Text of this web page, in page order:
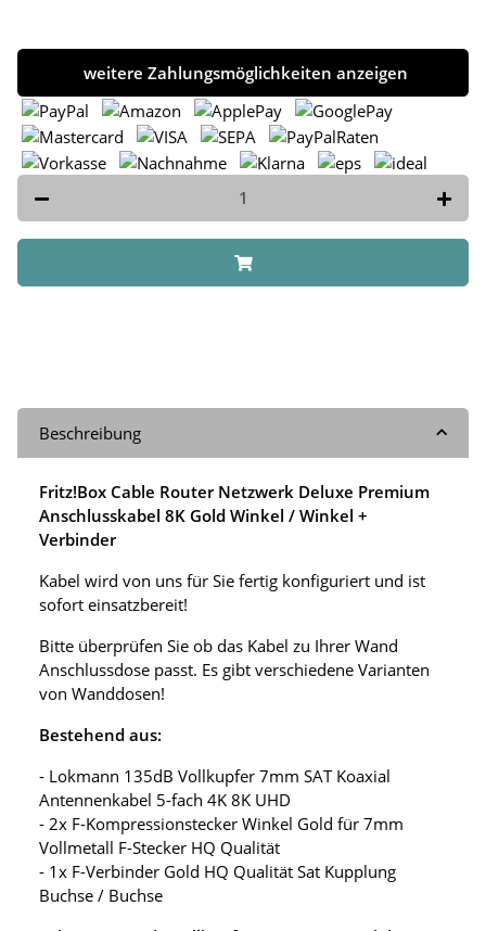
weitere Zahlungsmöglichkeiten anzeigen
Beschreibung
Fritz!Box Cable Router Netzwerk Deluxe Premium
Anschlusskabel 8K Gold Winkel / Winkel +
Verbinder
Kabel wird von uns für Sie fertig konfiguriert und ist
sofort einsatzbereit!
Bitte überprüfen Sie ob das Kabel zu Ihrer Wand
Anschlussdose passt. Es gibt verschiedene Varianten
von Wanddosen!
Bestehend aus:
- Lokmann 135dB Vollkupfer 7mm SAT Koaxial
Antennenkabel 5-fach 4K 8K UHD
- 2x F-Kompressionstecker Winkel Gold für 7mm
Vollmetall F-Stecker HQ Qualität
- 1x F-Verbinder Gold HQ Qualität Sat Kupplung
Buchse / Buchse